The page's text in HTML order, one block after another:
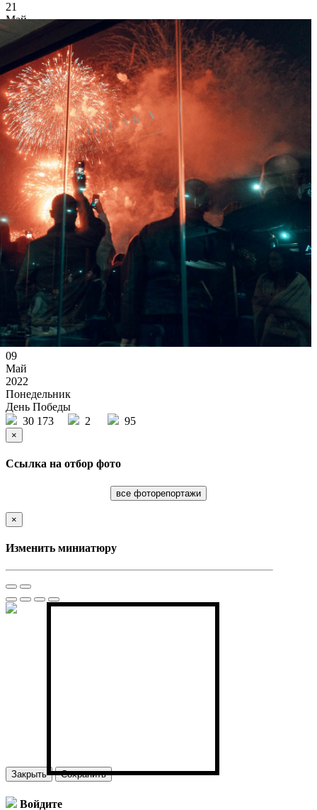
21
Май
2022
Суббота
Galibri & Mavik
33 707
2 127
×
Ссылка на отбор фото
09
Май
2022
Понедельник
День Победы
30 173
2 95
×
Ссылка на отбор фото
все фоторепортажи
×
Изменить миниатюру
Закрыть Сохранить
Войдите